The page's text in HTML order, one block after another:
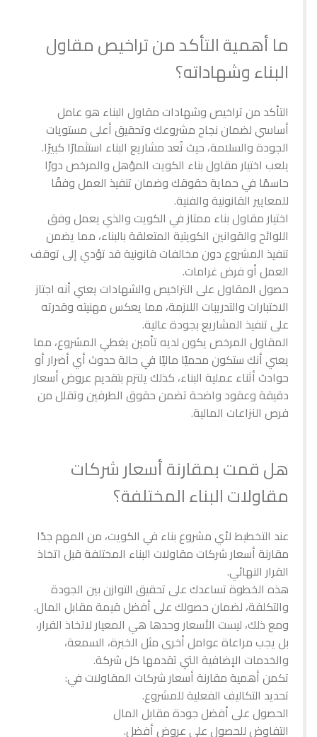
ما أهمية التأكد من تراخيص مقاول
البناء وشهاداته؟
التأكد من تراخيص وشهادات مقاول البناء هو عامل
أساسي لضمان نجاح مشروعك وتحقيق أعلى مستويات
الجودة والسلامة، حيث تُعد مشاريع البناء استثمارًا كبيرًا.
يلعب اختيار مقاول بناء الكويت المؤهل والمرخص دورًا
حاسمًا في حماية حقوقك وضمان تنفيذ العمل وفقًا
للمعايير القانونية والفنية.
اختيار مقاول بناء ممتاز في الكويت والذي يعمل وفق
اللوائح والقوانين الكويتية المتعلقة بالبناء، مما يضمن
تنفيذ المشروع دون مخالفات قانونية قد تؤدي إلى توقف
العمل أو فرض غرامات.
حصول المقاول على التراخيص والشهادات يعني أنه اجتاز
الاختبارات والتدريبات اللازمة، مما يعكس مهنيته وقدرته
على تنفيذ المشاريع بجودة عالية.
المقاول المرخص يكون لديه تأمين يغطي المشروع، مما
يعني أنك ستكون محميًا ماليًا في حالة حدوث أي أضرار أو
حوادث أثناء عملية البناء، كذلك يلتزم بتقديم عروض أسعار
دقيقة وعقود واضحة تضمن حقوق الطرفين وتقلل من
فرص النزاعات المالية.
هل قمت بمقارنة أسعار شركات
مقاولات البناء المختلفة؟
عند التخطيط لأي مشروع بناء في الكويت، من المهم جدًا
مقارنة أسعار شركات مقاولات البناء المختلفة قبل اتخاذ
القرار النهائي.
هذه الخطوة تساعدك على تحقيق التوازن بين الجودة
والتكلفة، لضمان حصولك على أفضل قيمة مقابل المال.
ومع ذلك، ليست الأسعار وحدها هي المعيار لاتخاذ القرار،
بل يجب مراعاة عوامل أخرى مثل الخبرة، السمعة،
والخدمات الإضافية التي تقدمها كل شركة.
تكمن أهمية مقارنة أسعار شركات المقاولات في:
تحديد التكاليف الفعلية للمشروع.
الحصول على أفضل جودة مقابل المال
التفاوض للحصول على عروض أفضل.